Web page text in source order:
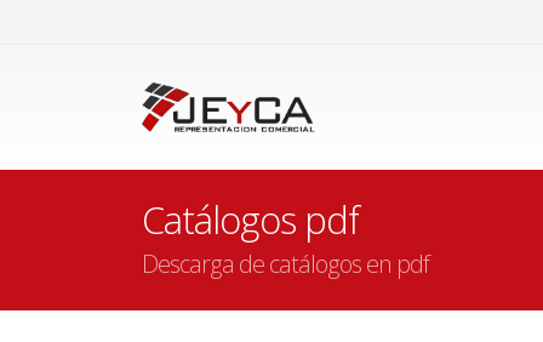
Catálogos pdf
Descarga de catálogos en pdf